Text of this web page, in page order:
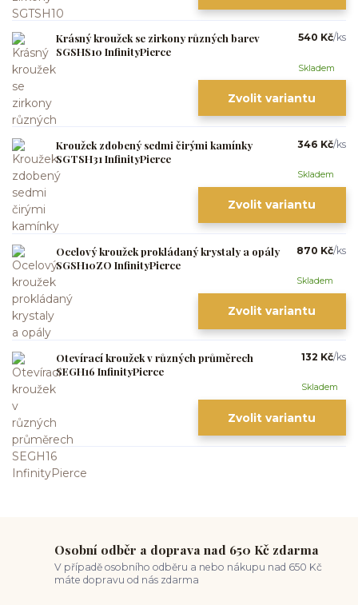
Krásný kroužek se zirkony různých barev
SGSHS10 InfinityPierce
540 Kč/ks
Skladem
Zvolit variantu
Kroužek zdobený sedmi čirými kamínky
SGTSH31 InfinityPierce
346 Kč/ks
Skladem
Zvolit variantu
Ocelový kroužek prokládaný krystaly a opály
SGSH10ZO InfinityPierce
870 Kč/ks
Skladem
Zvolit variantu
Otevírací kroužek v různých průměrech
SEGH16 InfinityPierce
132 Kč/ks
Skladem
Zvolit variantu
Osobní odběr a doprava nad 650 Kč zdarma
V případě osobního odběru a nebo nákupu nad 650 Kč
máte dopravu od nás zdarma